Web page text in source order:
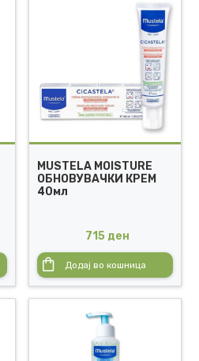
MUSTELA MOISTURE
ОБНОВУВАЧКИ КРЕМ
40мл
715 ден
Додај во кошница